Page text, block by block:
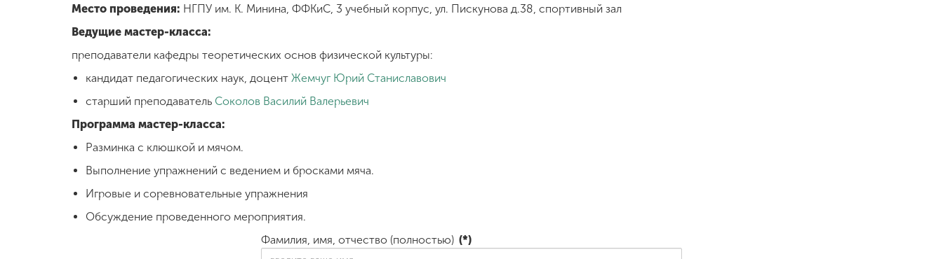
Место проведения: НГПУ им. К. Минина, ФФКиС, 3 учебный корпус, ул. Пискунова д.38, спортивный зал
Ведущие мастер-класса:
преподаватели кафедры теоретических основ физической культуры:
кандидат педагогических наук, доцент Жемчуг Юрий Станиславович
старший преподаватель Соколов Василий Валерьевич
Программа мастер-класса:
Разминка с клюшкой и мячом.
Выполнение упражнений с ведением и бросками мяча.
Игровые и соревновательные упражнения
Обсуждение проведенного мероприятия.
Фамилия, имя, отчество (полностью) (*)